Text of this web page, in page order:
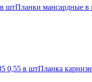
штПланки мансардные в
0,55 в штПланка